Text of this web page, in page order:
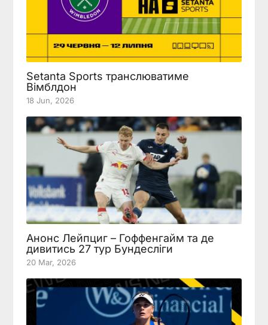
Setanta Sports транслюватиме
Вімблдон
18 Jun, 2026
Анонс Лейпциг – Гоффенгайм та де
дивитись 27 тур Бундесліги
20 Mar, 2026